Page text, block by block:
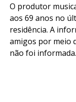
O produtor
aos 69 anos no
residência. A
amigos por meio
não foi informada.